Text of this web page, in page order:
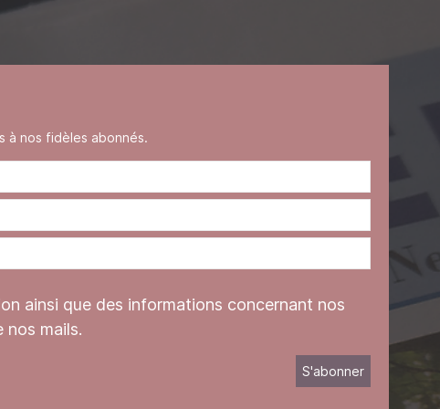
à nos fidèles abonnés.
ainsi que des informations concernant nos
mails.